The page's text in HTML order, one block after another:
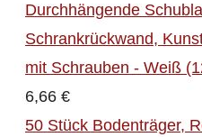
Durchhängende
Schrankrückwand,
mit Schrauben - Weiß
6,66 €
50 Stück Bodenträger,